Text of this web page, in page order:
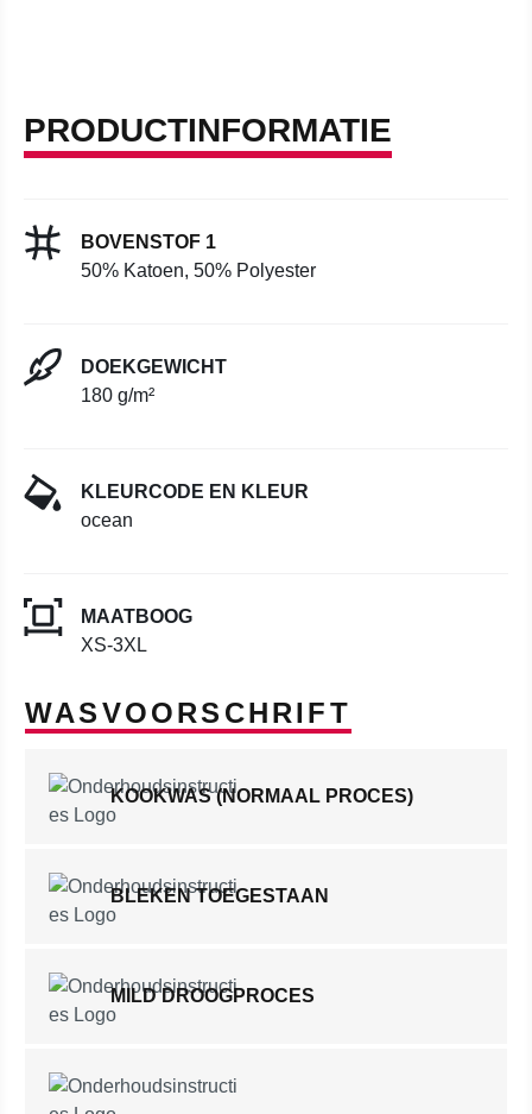
PRODUCTINFORMATIE
BOVENSTOF 1
50% Katoen, 50% Polyester
DOEKGEWICHT
180 g/m²
KLEURCODE EN KLEUR
ocean
MAATBOOG
XS-3XL
WASVOORSCHRIFT
KOOKWAS (NORMAAL PROCES)
BLEKEN TOEGESTAAN
MILD DROOGPROCES